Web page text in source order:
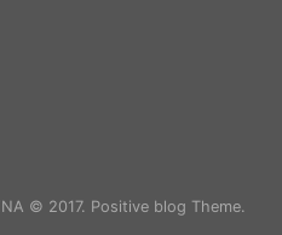
© 2017. Positive blog Theme.